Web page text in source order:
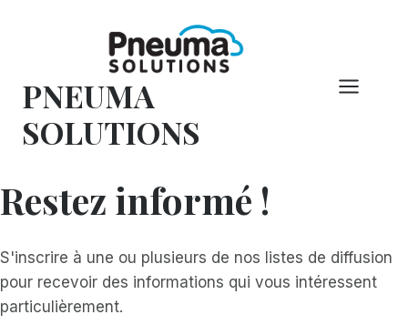
PNEUMA
SOLUTIONS
Restez informé !
S'inscrire à une ou plusieurs de nos listes de diffusion
pour recevoir des informations qui vous intéressent
particulièrement.